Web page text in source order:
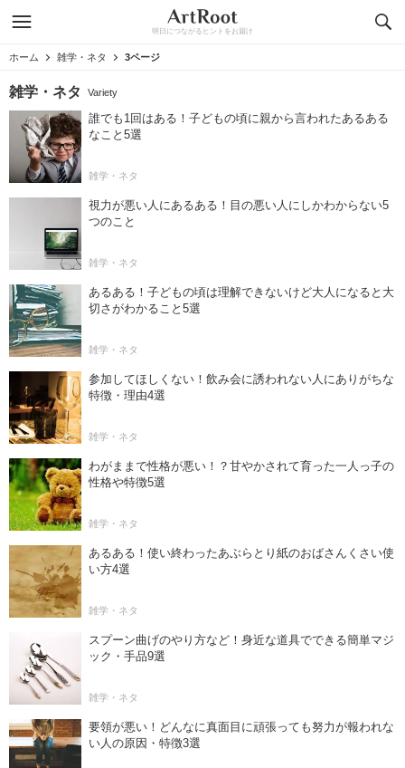
明日につながるヒントをお届け
ホーム 雑学・ネタ 3ページ
雑学・ネタ Variety
誰でも1回はある！子どもの頃に親から言われたあるある
なこと5選
雑学・ネタ
視力が悪い人にあるある！目の悪い人にしかわからない5
つのこと
雑学・ネタ
あるある！子どもの頃は理解できないけど大人になると大
切さがわかること5選
雑学・ネタ
参加してほしくない！飲み会に誘われない人にありがちな
特徴・理由4選
雑学・ネタ
わがままで性格が悪い！？甘やかされて育った一人っ子の
性格や特徴5選
雑学・ネタ
あるある！使い終わったあぶらとり紙のおばさんくさい使
い方4選
雑学・ネタ
スプーン曲げのやり方など！身近な道具でできる簡単マジ
ック・手品9選
雑学・ネタ
要領が悪い！どんなに真面目に頑張っても努力が報われな
い人の原因・特徴3選